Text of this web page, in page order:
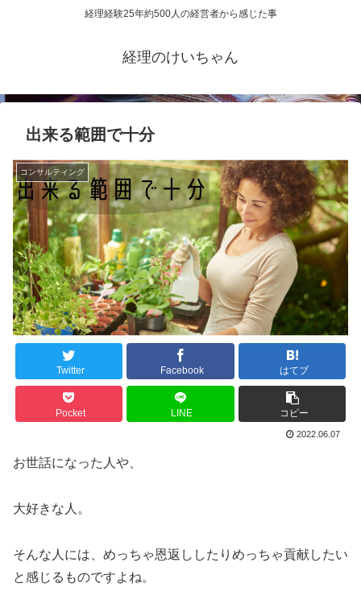
経理経験25年約500人の経営者から感じた事
経理のけいちゃん
出来る範囲で十分
コンサルティング
Twitter Facebook はてブ
Pocket LINE コピー
2022.06.07
お世話になった人や、
大好きな人。
そんな人には、めっちゃ恩返ししたりめっちゃ貢献したい
と感じるものですよね。